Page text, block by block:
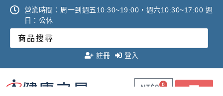
營業時間：周一到週五10:30~19:00，週六10:30~17:00 週
日：公休
註冊 登入
NT$0 0